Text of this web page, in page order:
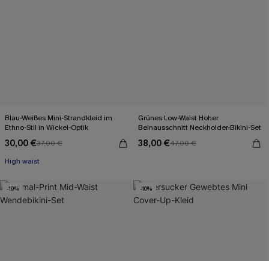
Blau-Weißes Mini-Strandkleid im
Ethno-Stil in Wickel-Optik
30,00 €37,00 €
High waist
Grünes Low-Waist Hoher
Beinausschnitt Neckholder-Bikini-Set
38,00 €47,00 €
-19% -10%